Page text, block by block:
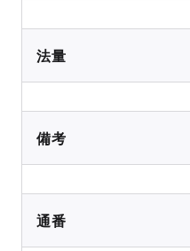
法量
備考
通番